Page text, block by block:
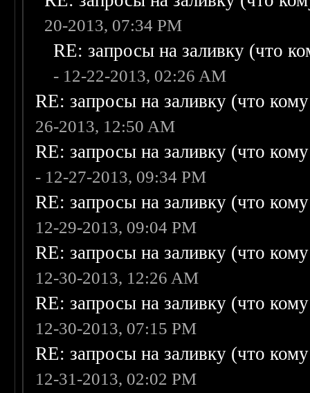
20-2013, 07:34 PM
RE: запросы на заливку (что
- 12-22-2013, 02:26 AM
RE: запросы на заливку (что
26-2013, 12:50 AM
RE: запросы на заливку (что
- 12-27-2013, 09:34 PM
RE: запросы на заливку (что
12-29-2013, 09:04 PM
RE: запросы на заливку (что
12-30-2013, 12:26 AM
RE: запросы на заливку (что
12-30-2013, 07:15 PM
RE: запросы на заливку (что
12-31-2013, 02:02 PM